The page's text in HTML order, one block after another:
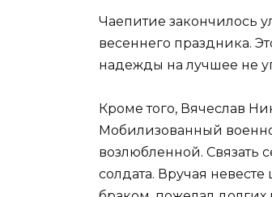
Чаепитие закончилось
весеннего праздника.
надежды на лучшее не
Кроме того, Вячеслав
Мобилизованный
возлюбленной. Связать
солдата. Вручая